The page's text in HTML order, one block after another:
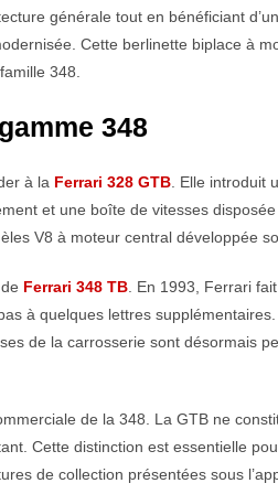
générale tout en bénéficiant
Cette berlinette biplace à
348.
348
à la Ferrari 328 GTB . Elle introduit
et une boîte de vitesses
V8 à moteur central développée
Ferrari 348 TB . En 1993, Ferrari
à quelques lettres
de la carrosserie sont désormais
de la 348. La GTB ne
Cette distinction est essentielle
de collection présentées sous